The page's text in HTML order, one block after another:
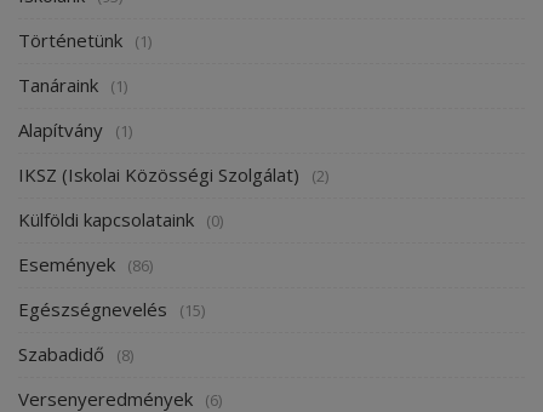
Történetünk (1)
Tanáraink (1)
Alapítvány (1)
IKSZ (Iskolai Közösségi Szolgálat) (2)
Külföldi kapcsolataink (0)
Események (86)
Egészségnevelés (15)
Szabadidő (8)
Versenyeredmények (6)